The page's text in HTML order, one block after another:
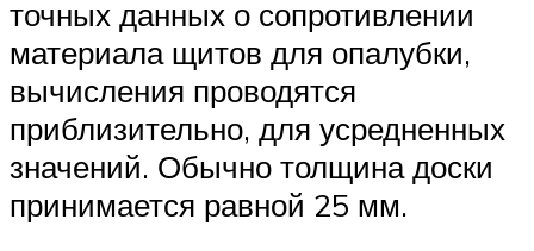
точных данных о сопротивлении
материала щитов для опалубки,
вычисления проводятся
приблизительно, для усредненных
значений. Обычно толщина доски
принимается равной 25 мм.